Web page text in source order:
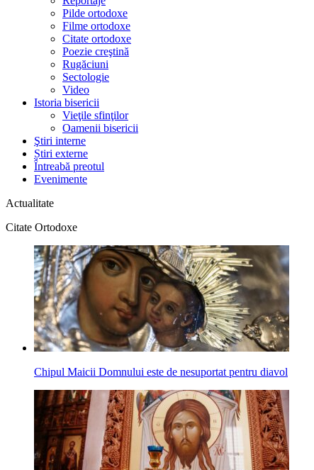
Pilde ortodoxe
Filme ortodoxe
Citate ortodoxe
Poezie creştină
Rugăciuni
Sectologie
Video
Istoria bisericii
Vieţile sfinţilor
Oamenii bisericii
Ştiri interne
Știri externe
Întreabă preotul
Evenimente
Actualitate
Citate Ortodoxe
Chipul Maicii Domnului este de nesuportat pentru diavol